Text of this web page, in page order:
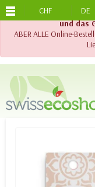
!! Wichtig !! Bis am
und das
ABER ALLE Online-
CHF DE